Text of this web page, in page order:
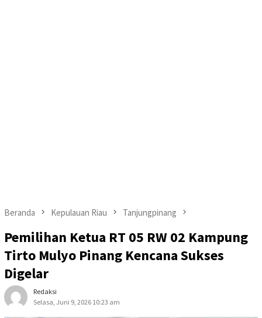
Beranda Kepulauan Riau Tanjungpinang
Pemilihan Ketua RT 05 RW 02 Kampung
Tirto Mulyo Pinang Kencana Sukses
Digelar
Redaksi
Selasa, Juni 9, 2026 10:23 am